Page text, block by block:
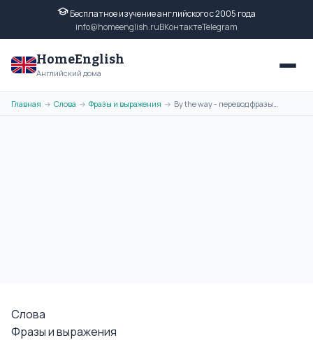
Бесплатное изучение английского с 2005 года
info@homeenglish.ruВКонтактеTelegram
HomeEnglish
Английский дома
Главная → Слова → Фразы и выражения → By the way - перевод фразы на русский язык, транскрипция, примеры
Слова
Фразы и выражения